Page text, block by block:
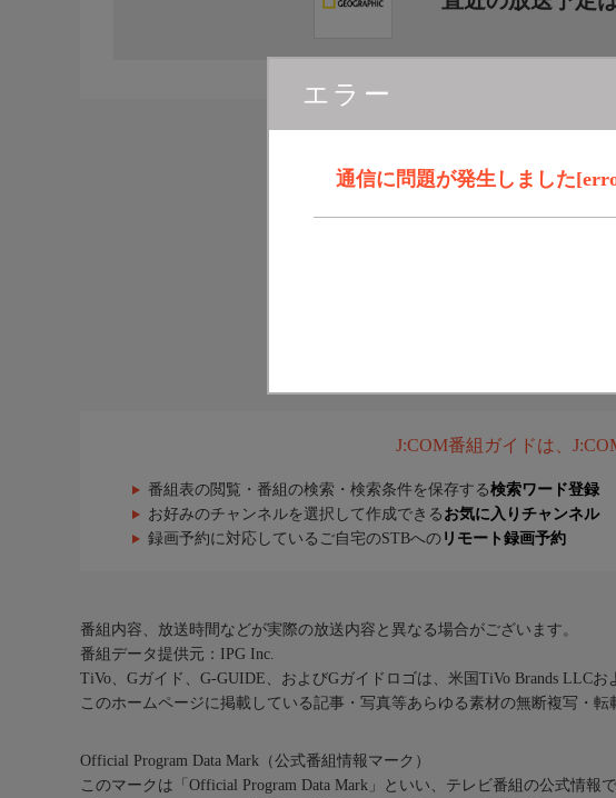
エラー
通信に問題が発生しました
J:COM番組ガイドは、
番組表の閲覧・番組の検索・検索条件を保存する検索ワード登録
お好みのチャンネルを選択して作成できる お気に入りチャンネル
録画予約に対応しているご自宅のSTBへの リモート録画予約
番組内容、放送時間などが実際の放送内容と異なる場合がございます。
番組データ提供元：IPG Inc.
TiVo、Gガイド、G-GUIDE、およびGガイドロゴは、米国TiVo Brands LLC
このホームページに掲載している記事・写真等あらゆる素材の無断複写・転
Official Program Data Mark（公式番組情報マーク）
このマークは「Official Program Data Mark」といい、テレビ番組の公式情報